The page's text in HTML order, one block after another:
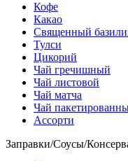
Кофе
Какао
Священный
Тулси
Цикорий
Чай гречишный
Чай листовой
Чай матча
Чай
Ассорти
Заправки/Соусы/